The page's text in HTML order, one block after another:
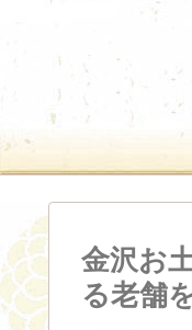
金沢お
る老舗